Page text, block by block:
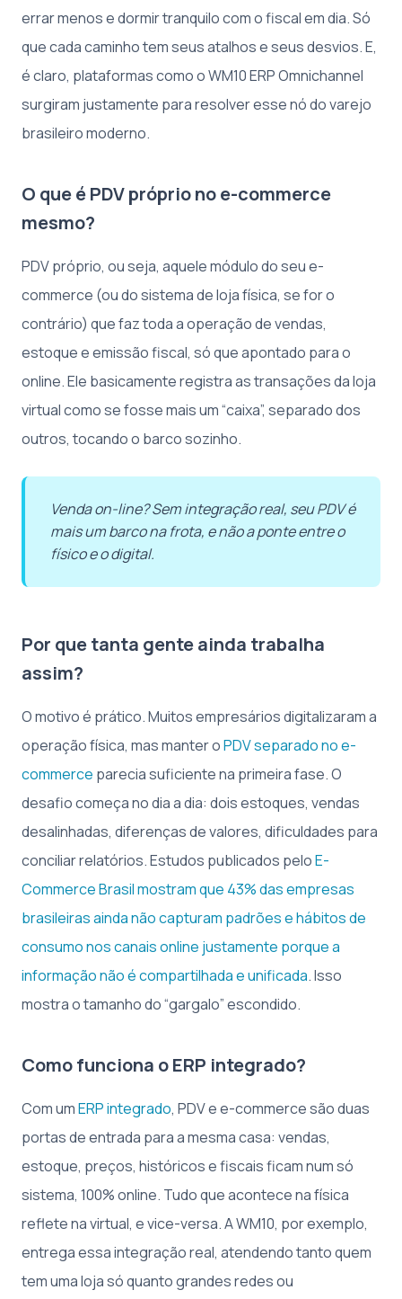
errar menos e dormir tranquilo com o fiscal em dia. Só
que cada caminho tem seus atalhos e seus desvios. E,
é claro, plataformas como o WM10 ERP Omnichannel
surgiram justamente para resolver esse nó do varejo
brasileiro moderno.
O que é PDV próprio no e-commerce
mesmo?
PDV próprio, ou seja, aquele módulo do seu e-
commerce (ou do sistema de loja física, se for o
contrário) que faz toda a operação de vendas,
estoque e emissão fiscal, só que apontado para o
online. Ele basicamente registra as transações da loja
virtual como se fosse mais um “caixa”, separado dos
outros, tocando o barco sozinho.
Venda on-line? Sem integração real, seu PDV é
mais um barco na frota, e não a ponte entre o
físico e o digital.
Por que tanta gente ainda trabalha
assim?
O motivo é prático. Muitos empresários digitalizaram a
operação física, mas manter oPDV separado no e-
commerce parecia suficiente na primeira fase. O
desafio começa no dia a dia: dois estoques, vendas
desalinhadas, diferenças de valores, dificuldades para
conciliar relatórios. Estudos publicados peloE-
Commerce Brasil mostram que 43% das empresas
brasileiras ainda não capturam padrões e hábitos de
consumo nos canais online justamente porque a
informação não é compartilhada e unificada. Isso
mostra o tamanho do “gargalo” escondido.
Como funciona o ERP integrado?
Com umERP integrado, PDV e e-commerce são duas
portas de entrada para a mesma casa: vendas,
estoque, preços, históricos e fiscais ficam num só
sistema, 100% online. Tudo que acontece na física
reflete na virtual, e vice-versa. A WM10, por exemplo,
entrega essa integração real, atendendo tanto quem
tem uma loja só quanto grandes redes ou